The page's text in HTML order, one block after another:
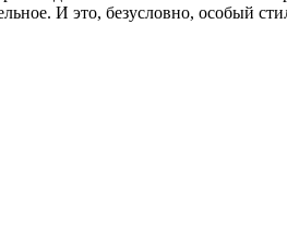
И это, безусловно, особый